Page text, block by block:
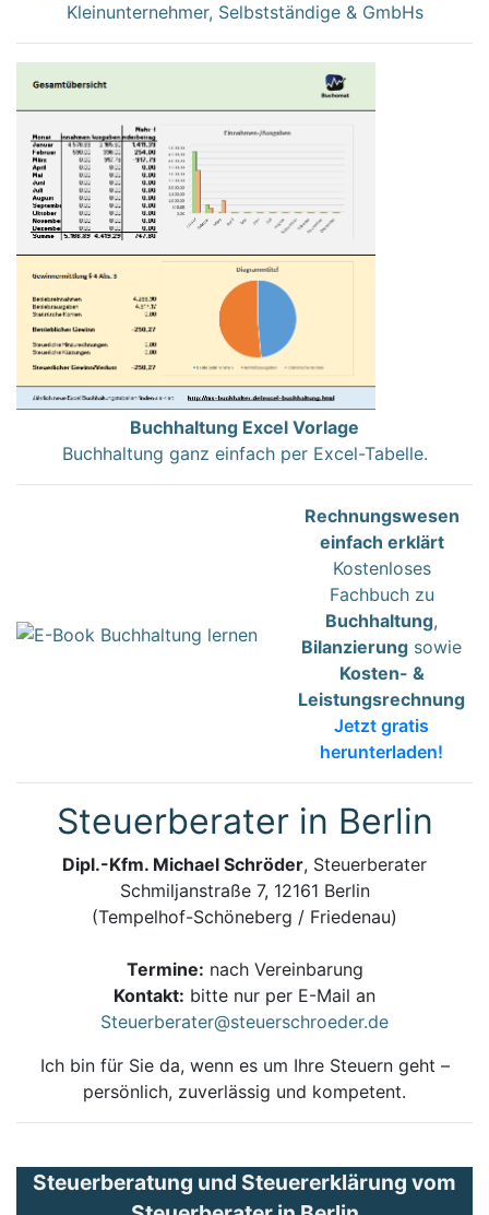
Kleinunternehmer, Selbstständige & GmbHs
Buchhaltung Excel Vorlage
Buchhaltung ganz einfach per Excel-Tabelle.
Rechnungswesen
einfach erklärt
Kostenloses
Fachbuch zu
Buchhaltung,
Bilanzierung sowie
Kosten- &
Leistungsrechnung
Jetzt gratis
herunterladen!
Steuerberater in Berlin
Dipl.-Kfm. Michael Schröder, Steuerberater
Schmiljanstraße 7, 12161 Berlin
(Tempelhof-Schöneberg / Friedenau)
Termine: nach Vereinbarung
Kontakt: bitte nur per E-Mail an
Steuerberater@steuerschroeder.de
Ich bin für Sie da, wenn es um Ihre Steuern geht –
persönlich, zuverlässig und kompetent.
Steuerberatung und Steuererklärung vom